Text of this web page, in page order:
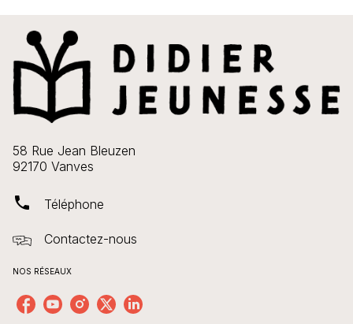
58 Rue Jean Bleuzen
92170 Vanves
phone Téléphone
Contactez-nous
NOS RÉSEAUX